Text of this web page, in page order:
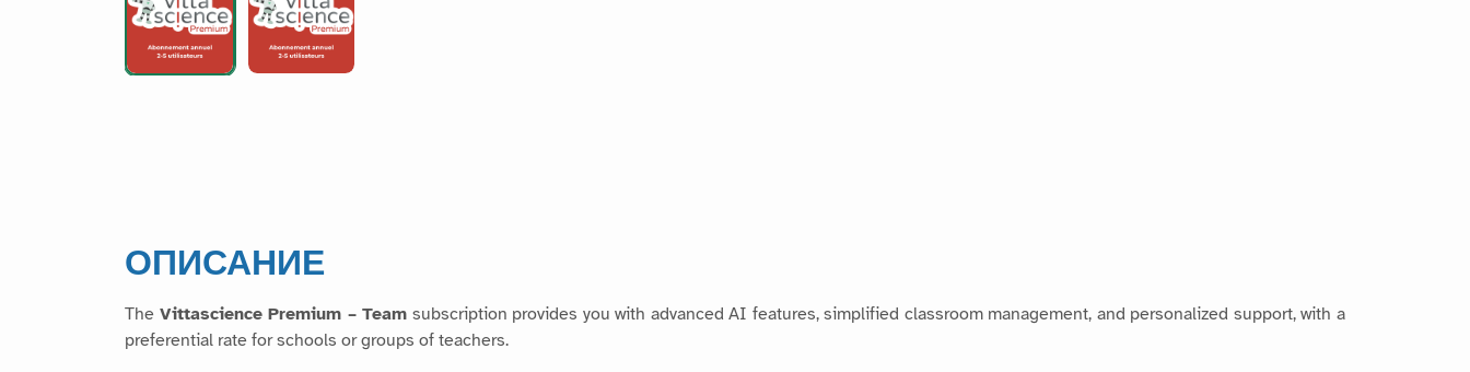
ОПИСАНИЕ
The Vittascience Premium – Team subscription provides you with advanced AI features, simplified classroom management, and personalized support, with a
preferential rate for schools or groups of teachers.